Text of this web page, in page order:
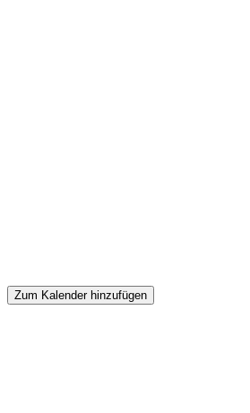
Zum Kalender hinzufügen